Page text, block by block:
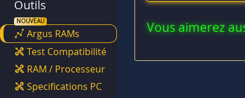
Vous aimerez
Outils
Argus RAMs
Test Compatibilité
RAM / Processeur
Specifications PC